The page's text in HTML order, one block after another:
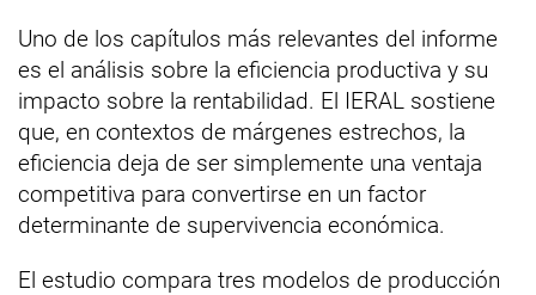
Uno de los capítulos más relevantes del informe
es el análisis sobre la eficiencia productiva y su
impacto sobre la rentabilidad. El IERAL sostiene
que, en contextos de márgenes estrechos, la
eficiencia deja de ser simplemente una ventaja
competitiva para convertirse en un factor
determinante de supervivencia económica.
El estudio compara tres modelos de producción